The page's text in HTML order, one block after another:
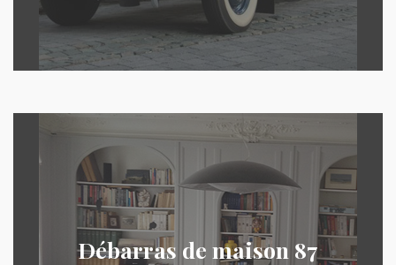
Débarras de maison 87